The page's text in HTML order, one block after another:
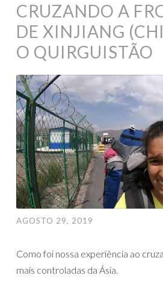
CRUZANDO A
DE XINJIANG
O QUIRGUISTÃO
AGOSTO 29, 2019
Como foi nossa experiência ao
mais controladas da Ásia.